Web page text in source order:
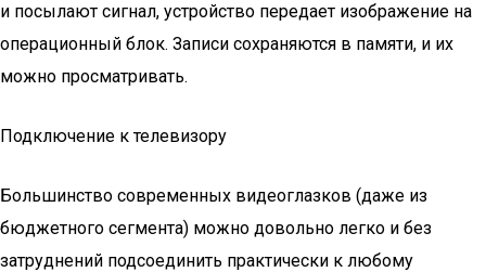
и посылают сигнал, устройство передает изображение на
операционный блок. Записи сохраняются в памяти, и их
можно просматривать.
Подключение к телевизору
Большинство современных видеоглазков (даже из
бюджетного сегмента) можно довольно легко и без
затруднений подсоединить практически к любому